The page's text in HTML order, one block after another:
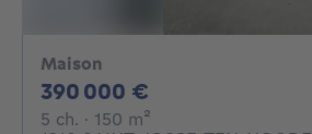
Maison
390 000 €
5 ch. 5 chambres
· 150 m²